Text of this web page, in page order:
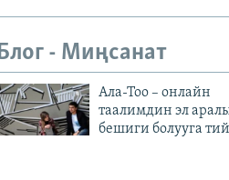
- Миңсанат
Ала-Тоо – онлайн
таалимдин эл
бешиги болууга